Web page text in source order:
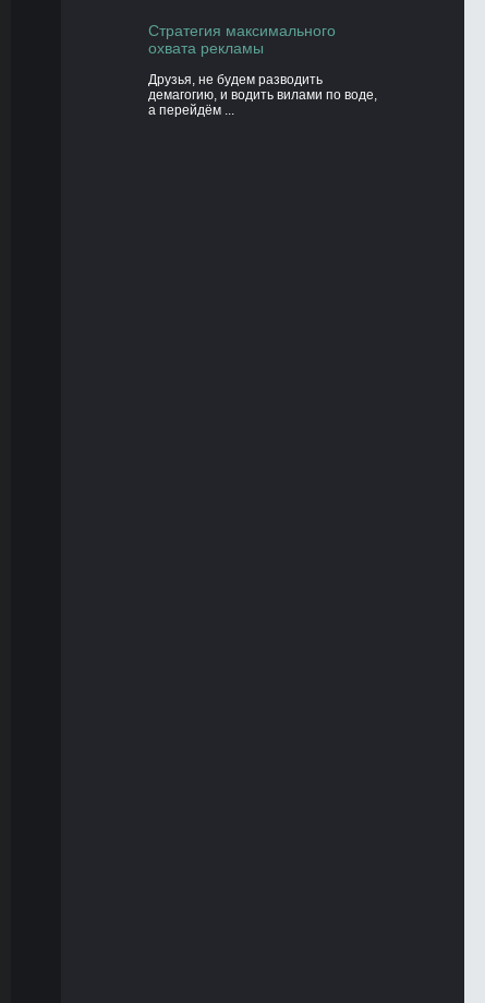
Стратегия максимального
охвата рекламы
Друзья, не будем разводить
демагогию, и водить вилами по воде,
а перейдём ...